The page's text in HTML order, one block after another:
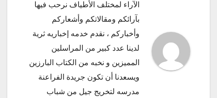
الآراء لمختلف الأطياف نرحب فيها
بآرائكم ومقالاتكم وأشعاركم
وأخباركم ، نقدم خدمه إخباريه ثرية
لدينا عدد كبير من المراسلين
المميزين و نخبه من الكتاب البارزين
ويسعدنا أن تكون جريدة الفراعنة
مدرسه لتخريج جيل من شباب